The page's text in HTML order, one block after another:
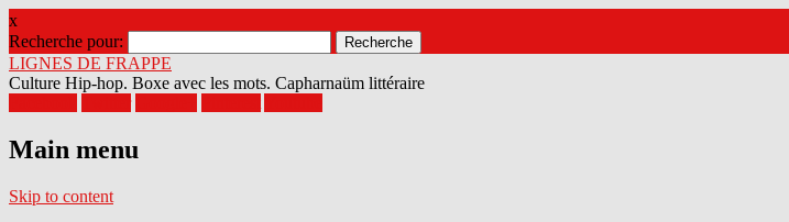
x
Recherche pour:
LIGNES DE FRAPPE
Culture Hip-hop. Boxe avec les mots. Capharnaüm littéraire
Main menu
Skip to content